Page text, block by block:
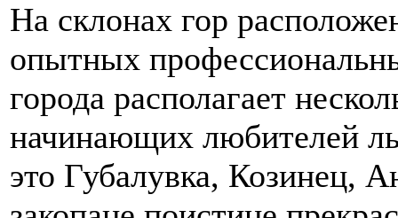
На склонах гор
опытных
города располагает
начинающих любителей
это Губалувка, Козинец,